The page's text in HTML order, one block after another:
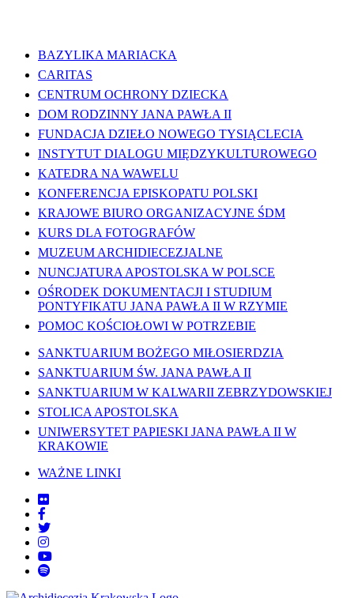
BAZYLIKA MARIACKA
CARITAS
CENTRUM OCHRONY DZIECKA
DOM RODZINNY JANA PAWŁA II
FUNDACJA DZIEŁO NOWEGO TYSIĄCLECIA
INSTYTUT DIALOGU MIĘDZYKULTUROWEGO
KATEDRA NA WAWELU
KONFERENCJA EPISKOPATU POLSKI
KRAJOWE BIURO ORGANIZACYJNE ŚDM
KURS DLA FOTOGRAFÓW
MUZEUM ARCHIDIECEZJALNE
NUNCJATURA APOSTOLSKA W POLSCE
OŚRODEK DOKUMENTACJI I STUDIUM
PONTYFIKATU JANA PAWŁA II W RZYMIE
POMOC KOŚCIOŁOWI W POTRZEBIE
SANKTUARIUM BOŻEGO MIŁOSIERDZIA
SANKTUARIUM ŚW. JANA PAWŁA II
SANKTUARIUM W KALWARII ZEBRZYDOWSKIEJ
STOLICA APOSTOLSKA
UNIWERSYTET PAPIESKI JANA PAWŁA II W
KRAKOWIE
WAŻNE LINKI